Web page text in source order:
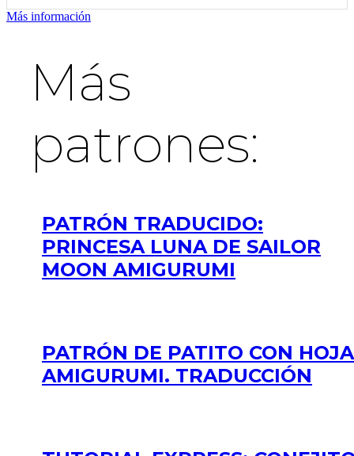
Más información
Más
patrones:
PATRÓN TRADUCIDO:
PRINCESA LUNA DE SAILOR
MOON AMIGURUMI
PATRÓN DE PATITO CON HOJA
AMIGURUMI. TRADUCCIÓN